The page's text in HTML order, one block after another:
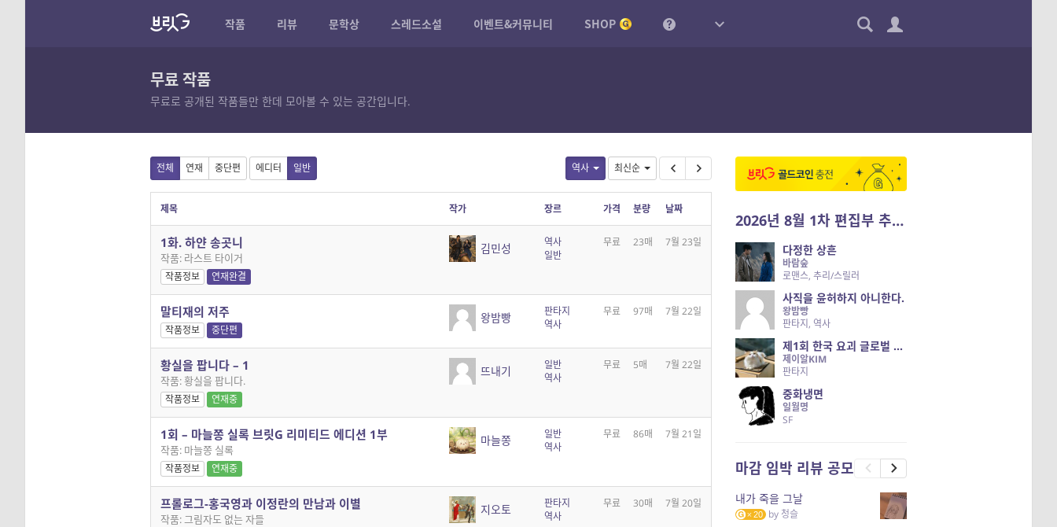
작품 리뷰 문학상 스레드소설 이벤트&커뮤니티 SHOP
무료 작품
무료로 공개된 작품들만 한데 모아볼 수 있는 공간입니다.
역사 최신순
전체 연재 중단편 에디터 일반
제목 작가 장르 가격 분량 날짜
1화. 하얀 송곳니
작품: 라스트 타이거
작품정보 연재완결
김민성
역사
일반
무료 23매 7월 23일
말티재의 저주
작품정보 중단편
왕밤빵
판타지
역사
무료 97매 7월 22일
황실을 팝니다 – 1
작품: 황실을 팝니다.
작품정보 연재중
뜨내기
일반
역사
무료 5매 7월 22일
1회 – 마늘쫑 실록 브릿G 리미티드 에디션 1부
작품: 마늘쫑 실록
작품정보 연재중
마늘쫑
일반
역사
무료 86매 7월 21일
프롤로그-홍국영과 이정란의 만남과 이별
작품: 그림자도 없는 자들
지오토
판타지
역사
무료 30매 7월 20일
2026년 8월 1차 편집부 추천작
다정한 상흔
바람숲
로맨스, 추리/스릴러
사직을 윤허하지 아니한다.
왕밤빵
판타지, 역사
제1회 한국 요괴 글로벌 진출 공개 오디션 시즌 2 — 나는 요괴다
제이알KIM
판타지
중화냉면
일월명
SF
마감 임박 리뷰 공모
내가 죽을 그날
20 by 청슬